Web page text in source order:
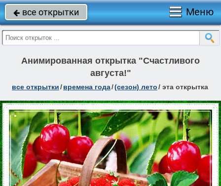
 все открытки Меню
Анимированная открытка "Счастливого
августа!"
все открытки/времена года/(сезон) лето/ эта открытка